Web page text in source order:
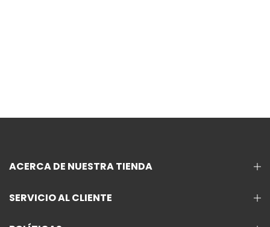
ACERCA DE NUESTRA TIENDA
SERVICIO AL CLIENTE